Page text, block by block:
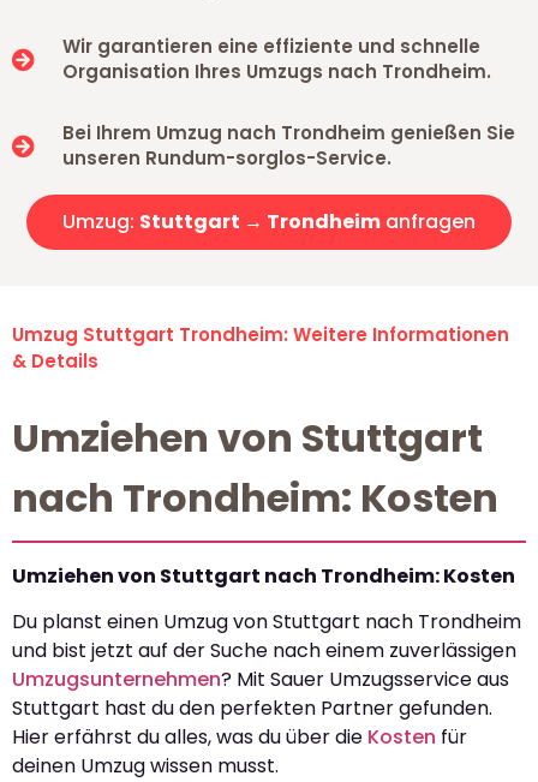
Wir garantieren eine effiziente und schnelle
Organisation Ihres Umzugs nach Trondheim.
Bei Ihrem Umzug nach Trondheim genießen Sie
unseren Rundum-sorglos-Service.
Umzug: Stuttgart → Trondheim anfragen
Umzug Stuttgart Trondheim: Weitere Informationen
& Details
Umziehen von Stuttgart
nach Trondheim: Kosten
Umziehen von Stuttgart nach Trondheim: Kosten
Du planst einen Umzug von Stuttgart nach Trondheim
und bist jetzt auf der Suche nach einem zuverlässigen
Umzugsunternehmen? Mit Sauer Umzugsservice aus
Stuttgart hast du den perfekten Partner gefunden.
Hier erfährst du alles, was du über die Kosten für
deinen Umzug wissen musst.